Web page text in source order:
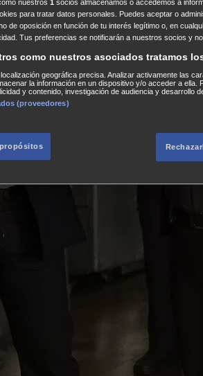
nuestros 1 socios almacenamos o accedemos a
para tratar datos personales. Puedes aceptar o
de oposición en función de tu interés legítimo o, en
Tus preferencias se notificarán a nuestros socios y
como nuestros asociados tratamos
geográfica precisa. Analizar activamente las
la información en un dispositivo y/o acceder a ella.
y contenido, investigación de audiencia y desarrollo
(proveedores)